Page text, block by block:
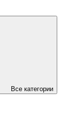
Все категории